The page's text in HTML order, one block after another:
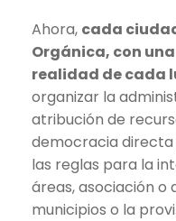
Ahora, cada
Orgánica, con
realidad de cada
organizar la
atribución de
democracia
las reglas para la
áreas, asociación
municipios o la